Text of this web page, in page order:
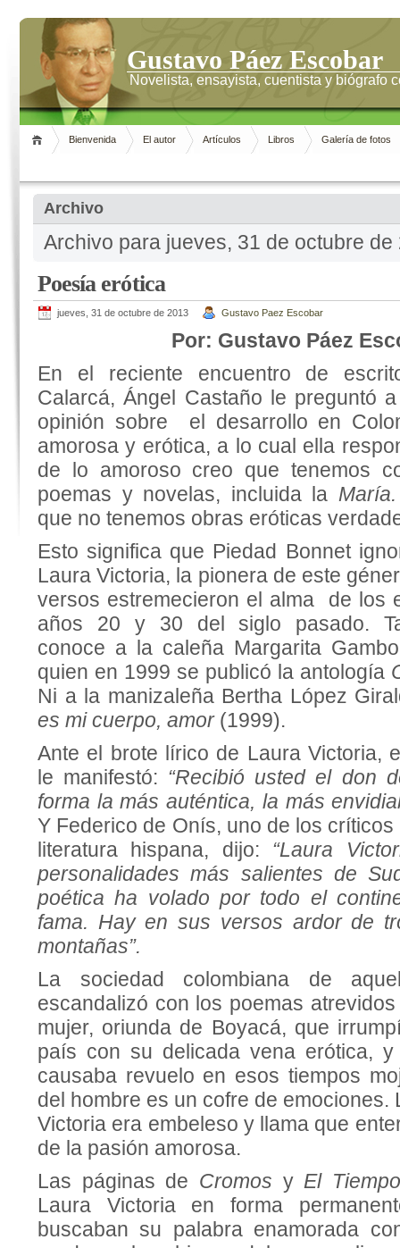
Gustavo Páez Escobar
Novelista, ensayista, cuentista y biógrafo
Bienvenida El autor Artículos Libros Galería de fotos
Archivo
Archivo para jueves, 31 de octubre de
Poesía erótica
jueves, 31 de octubre de 2013 Gustavo Paez Escobar
Por: Gustavo Páez
En el reciente encuentro de
Calarcá, Ángel Castaño le preguntó
opinión sobre el desarrollo en
amorosa y erótica, a lo cual ella
de lo amoroso creo que tenemos
poemas y novelas, incluida la
que no tenemos obras eróticas
Esto significa que Piedad Bonnet
Laura Victoria, la pionera de este
versos estremecieron el alma de los
años 20 y 30 del siglo pasado.
conoce a la caleña Margarita
quien en 1999 se publicó la antología
Ni a la manizaleña Bertha López
es mi cuerpo, amor (1999).
Ante el brote lírico de Laura Victoria,
le manifestó: “Recibió usted el don
forma la más auténtica, la más
Y Federico de Onís, uno de los
literatura hispana, dijo: “Laura
personalidades más salientes de
poética ha volado por todo el
fama. Hay en sus versos ardor de
montañas”.
La sociedad colombiana de
escandalizó con los poemas
mujer, oriunda de Boyacá, que
país con su delicada vena erótica,
causaba revuelo en esos tiempos
del hombre es un cofre de emociones.
Victoria era embeleso y llama que
de la pasión amorosa.
Las páginas de Cromos yEl
Laura Victoria en forma
buscaban su palabra enamorada